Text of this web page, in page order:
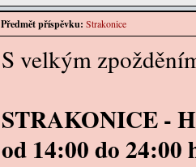
Předmět příspěvku: Strakonice
S velkým
STRAKONICE -
od 14:00 do 24:00